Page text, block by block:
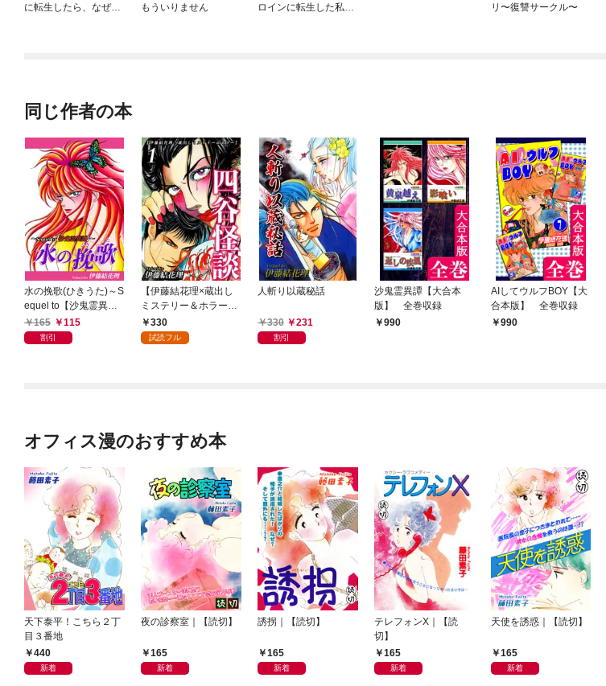
に転生したら、なぜか
もういりません
ロインに転生した私、
リ〜復讐サークル〜
同じ作者の本
水の挽歌(ひきうた)～S
equel to【沙鬼霊異
譚】～
165 115
割引
【伊藤結花理×蔵出し
ミステリー＆ホラー】
（1）｜四谷怪談
330
試読フル
人斬り以蔵秘話
330 231
割引
沙鬼霊異譚【大合本
版】 全巻収録
990
AIしてウルフBOY【大
合本版】 全巻収録
990
オフィス漫のおすすめ本
天下泰平！こちら２丁
目３番地
440
新着
夜の診察室｜【読切】
165
新着
誘拐｜【読切】
165
新着
テレフォンX｜【読
切】
165
新着
天使を誘惑｜【読切】
165
新着